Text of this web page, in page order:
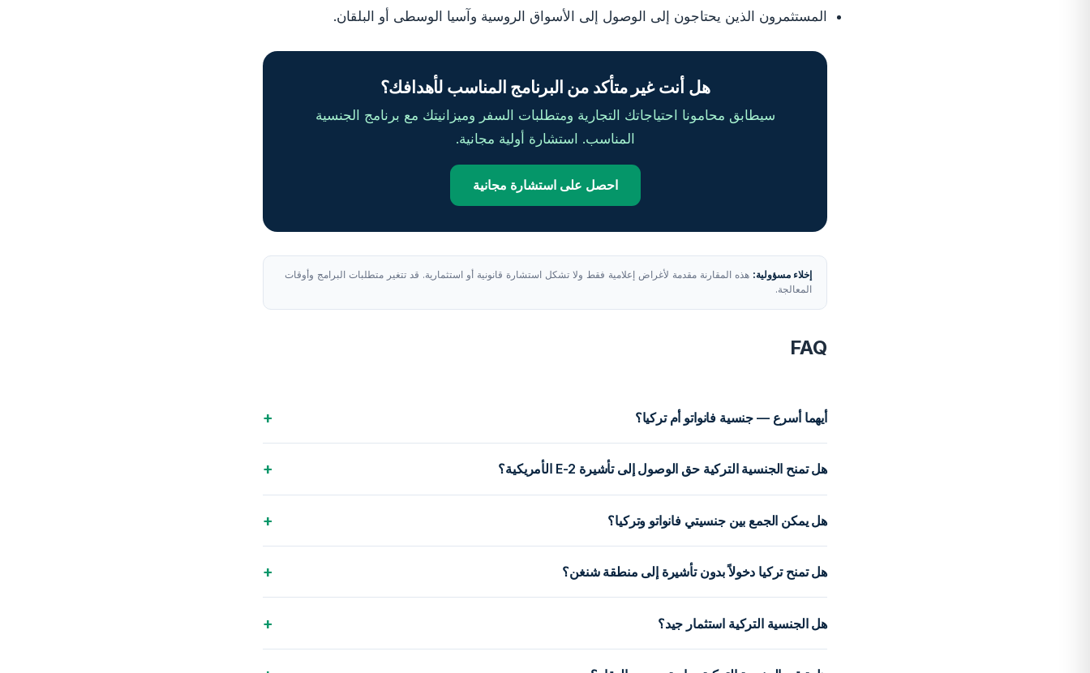
المستثمرون الذين يحتاجون إلى الوصول إلى الأسواق الروسية وآسيا الوسطى أو البلقان.
هل أنت غير متأكد من البرنامج المناسب لأهدافك؟
سيطابق محامونا احتياجاتك التجارية ومتطلبات السفر وميزانيتك مع برنامج الجنسية
المناسب. استشارة أولية مجانية.
احصل على استشارة مجانية
إخلاء مسؤولية: هذه المقارنة مقدمة لأغراض إعلامية فقط ولا تشكل استشارة قانونية أو استثمارية. قد تتغير متطلبات البرامج وأوقات
المعالجة.
FAQ
أيهما أسرع — جنسية فانواتو أم تركيا؟ +
هل تمنح الجنسية التركية حق الوصول إلى تأشيرة E-2 الأمريكية؟ +
هل يمكن الجمع بين جنسيتي فانواتو وتركيا؟ +
هل تمنح تركيا دخولاً بدون تأشيرة إلى منطقة شنغن؟ +
هل الجنسية التركية استثمار جيد؟ +